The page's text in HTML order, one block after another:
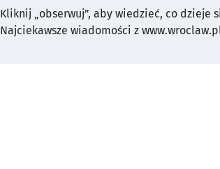
Kliknij „obserwuj”, aby wiedzieć, co dzieje
Najciekawsze wiadomości z